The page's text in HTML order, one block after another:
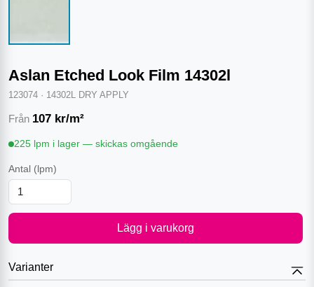
Aslan Etched Look Film 14302l
123074 · 14302L DRY APPLY
Från 107 kr/m²
225 lpm i lager — skickas omgående
Antal (lpm)
Lägg i varukorg
Varianter